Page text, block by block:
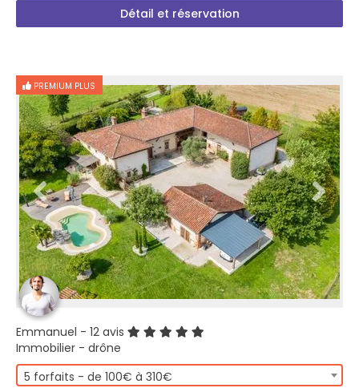
Détail et réservation
PREMIUM PLUS
Emmanuel - 12 avis
Immobilier - drône
5 forfaits - de 100€ à 310€